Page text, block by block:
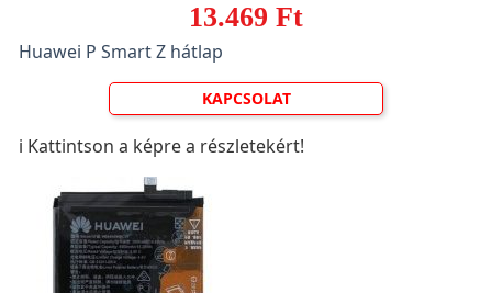
13.469 Ft
Huawei P Smart Z hátlap
KAPCSOLAT
ℹ️ Kattintson a képre a részletekért!